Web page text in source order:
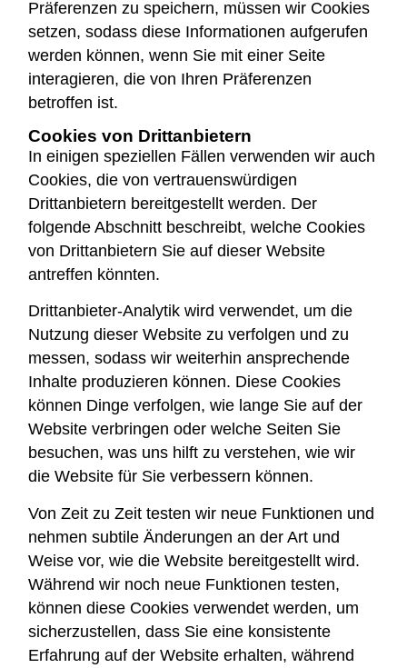
Präferenzen zu speichern, müssen wir Cookies
setzen, sodass diese Informationen aufgerufen
werden können, wenn Sie mit einer Seite
interagieren, die von Ihren Präferenzen
betroffen ist.
Cookies von Drittanbietern
In einigen speziellen Fällen verwenden wir auch
Cookies, die von vertrauenswürdigen
Drittanbietern bereitgestellt werden. Der
folgende Abschnitt beschreibt, welche Cookies
von Drittanbietern Sie auf dieser Website
antreffen könnten.
Drittanbieter-Analytik wird verwendet, um die
Nutzung dieser Website zu verfolgen und zu
messen, sodass wir weiterhin ansprechende
Inhalte produzieren können. Diese Cookies
können Dinge verfolgen, wie lange Sie auf der
Website verbringen oder welche Seiten Sie
besuchen, was uns hilft zu verstehen, wie wir
die Website für Sie verbessern können.
Von Zeit zu Zeit testen wir neue Funktionen und
nehmen subtile Änderungen an der Art und
Weise vor, wie die Website bereitgestellt wird.
Während wir noch neue Funktionen testen,
können diese Cookies verwendet werden, um
sicherzustellen, dass Sie eine konsistente
Erfahrung auf der Website erhalten, während